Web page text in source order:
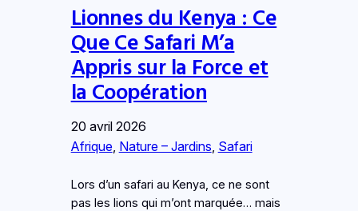
Lionnes du Kenya : Ce
Que Ce Safari M’a
Appris sur la Force et
la Coopération
20 avril 2026
Afrique, Nature – Jardins Safari
Lors d’un safari au Kenya, ce ne sont
pas les lions qui m’ont marquée… mais